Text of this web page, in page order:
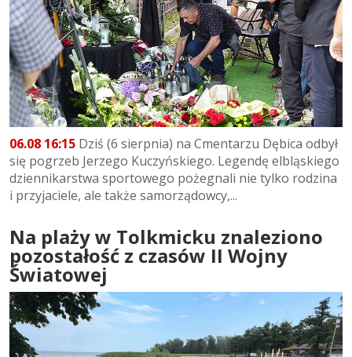
06.08 16:15 Dziś (6 sierpnia) na Cmentarzu Dębica odbył
się pogrzeb Jerzego Kuczyńskiego. Legendę elbląskiego
dziennikarstwa sportowego pożegnali nie tylko rodzina
i przyjaciele, ale także samorządowcy,...
Na plaży w Tolkmicku znaleziono
pozostałość z czasów II Wojny
Światowej